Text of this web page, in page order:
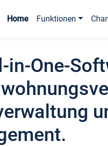
Home Funktionen
in-One-